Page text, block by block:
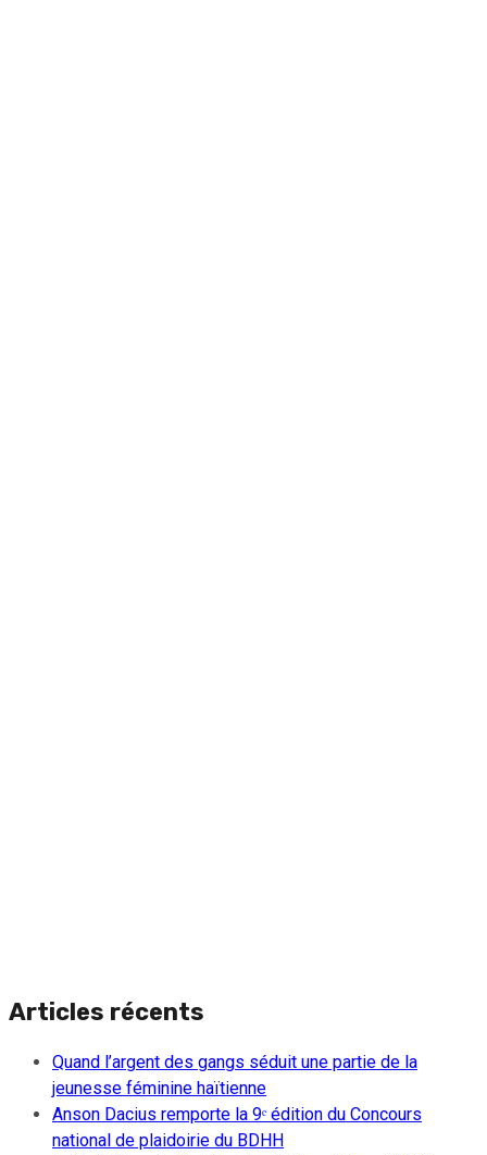
Articles récents
Quand l’argent des gangs séduit une partie de la
jeunesse féminine haïtienne
Anson Dacius remporte la 9ᵉ édition du Concours
national de plaidoirie du BDHH